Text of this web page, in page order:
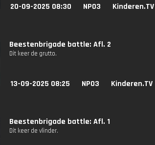
20-09-2025 08:30 NPO3 Kinderen.TV
Beestenbrigade battle: Afl. 2
Dit keer de grutto.
13-09-2025 08:25 NPO3 Kinderen.TV
Beestenbrigade battle: Afl. 1
Dit keer de vlinder.